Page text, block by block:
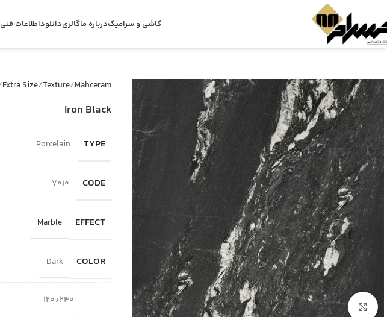
کاشی و سرامیکدرباره ماگالریدانلوداطلاعات فنی
بزرگنمایی تصویر
Mahceram
Texture
Extra Size
Iron Black
TYPE
Porcelain
CODE
7010
EFFECT
Marble
COLOR
Dark
120*240
,